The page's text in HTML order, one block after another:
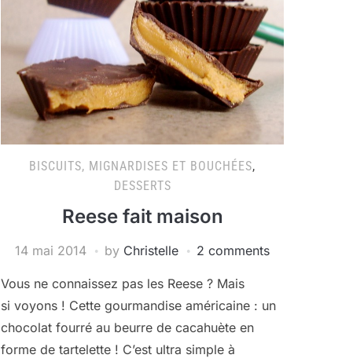
BISCUITS, MIGNARDISES ET BOUCHÉES,
DESSERTS
Reese fait maison
14 mai 2014 by Christelle 2 comments
Vous ne connaissez pas les Reese ? Mais
si voyons ! Cette gourmandise américaine : un
chocolat fourré au beurre de cacahuète en
forme de tartelette ! C’est ultra simple à